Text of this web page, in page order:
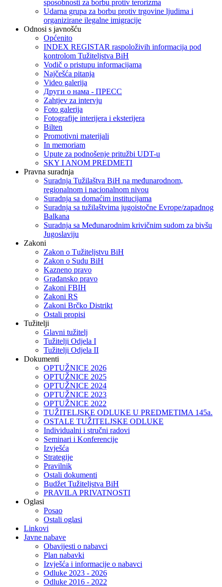
sposobnosti za borbu protiv terorizma
Udarna grupa za borbu protiv trgovine ljudima i
organizirane ilegalne imigracije
Odnosi s javnošću
Općenito
INDEX REGISTAR raspoloživih informacija pod
kontrolom Tužiteljstva BiH
Vodič o pristupu informacijama
Najčešća pitanja
Video galerija
Други о нама - ПРЕСC
Zahtjev za intervju
Foto galerija
Fotografije interijera i eksterijera
Bilten
Promotivni materijali
In memoriam
Upute za podnošenje pritužbi UDT-u
SKY I ANOM PREDMETI
Pravna suradnja
Suradnja Tužilaštva BiH na međunarodnom,
regionalnom i nacionalnom nivou
Suradnja sa domaćim institucijama
Suradnja sa tužilaštvima jugoistočne Evrope/zapadnog
Balkana
Suradnja sa Međunarodnim krivičnim sudom za bivšu
Jugoslaviju
Zakoni
Zakon o Тužiteljstvu BiH
Zakon o Sudu BiH
Kazneno pravo
Građansko pravo
Zakoni FBIH
Zakoni RS
Zakoni Brčko Distrikt
Ostali propisi
Tužitelji
Glavni tužitelj
Tužitelji Odjela I
Tužitelji Odjela II
Dokumenti
OPTUŽNICE 2026
OPTUŽNICE 2025
OPTUŽNICE 2024
OPTUŽNICE 2023
OPTUŽNICE 2022
TUŽITELJSKE ODLUKE U PREDMETIMA 145a.
OSTALE TUŽITELJSKE ODLUKE
Individualni i stručni radovi
Seminari i Konferencije
Izvješća
Strategije
Pravilnik
Ostali dokumenti
Budžet Tužiteljstva BiH
PRAVILA PRIVATNOSTI
Oglasi
Posao
Ostali oglasi
Linkovi
Javne nabave
Obavijesti o nabavci
Plan nabavki
Izvješća i informacije o nabavci
Odluke 2023 - 2026
Odluke 2016 - 2022